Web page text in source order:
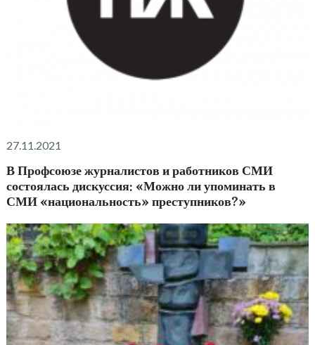
27.11.2021
В Профсоюзе журналистов и работников СМИ
состоялась дискуссия: «Можно ли упоминать в
СМИ «национальность» преступников?»